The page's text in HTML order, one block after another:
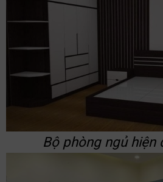
Bộ phòng ngủ hiện